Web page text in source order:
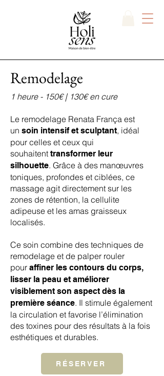
Remodelage
1 heure - 150€| 130€ en cure
Le remodelage Renata França est
un soin intensif et sculptant, idéal
pour celles et ceux qui
souhaitent transformer leur
silhouette. Grâce à des manœuvres
toniques, profondes et ciblées, ce
massage agit directement sur les
zones de rétention, la cellulite
adipeuse et les amas graisseux
localisés.
Ce soin combine des techniques de
remodelage et de palper rouler
pour affiner les contours du corps,
lisser la peau et améliorer
visiblement son aspect dès la
première séance. Il stimule également
la circulation et favorise l’élimination
des toxines pour des résultats à la fois
esthétiques et durables.
RÉSERVER